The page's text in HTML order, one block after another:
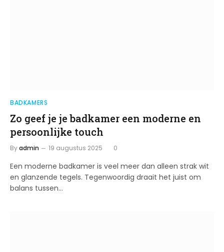
BADKAMERS
Zo geef je je badkamer een moderne en
persoonlijke touch
Byadmin 19 augustus 2025 0
Een moderne badkamer is veel meer dan alleen strak wit
en glanzende tegels. Tegenwoordig draait het juist om
balans tussen…